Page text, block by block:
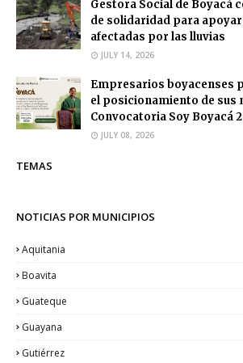
Gestora Social de Boyacá
de solidaridad para
afectadas por las lluvias
JULY 14, 2026
Empresarios boyacenses
el posicionamiento de sus
Convocatoria Soy Boyacá
JULY 08, 2026
TEMAS
NOTICIAS POR MUNICIPIOS
Aquitania
Boavita
Guateque
Guayana
Gutiérrez